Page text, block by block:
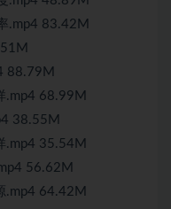
.mp4 83.42M
88.79M
.mp4 68.99M
38.55M
.mp4 35.54M
56.62M
.mp4 64.42M